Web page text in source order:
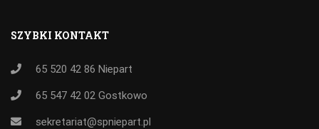
SZYBKI KONTAKT
65 520 42 86 Niepart
65 547 42 02 Gostkowo
sekretariat@spniepart.pl